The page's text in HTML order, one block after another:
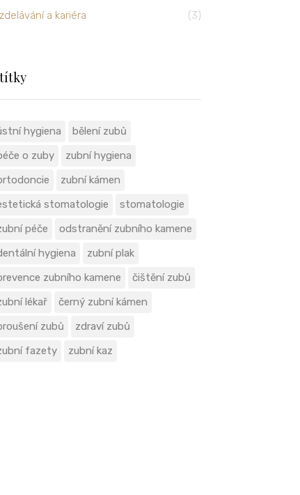
a kariéra (3)
hygiena
bělení zubů
o zuby
zubní hygiena
zubní kámen
stomatologie
stomatologie
péče
odstranění zubního kamene
hygiena
zubní plak
zubního kamene
čištění zubů
lékař
černý zubní kámen
zubů
zdraví zubů
fazety
zubní kaz